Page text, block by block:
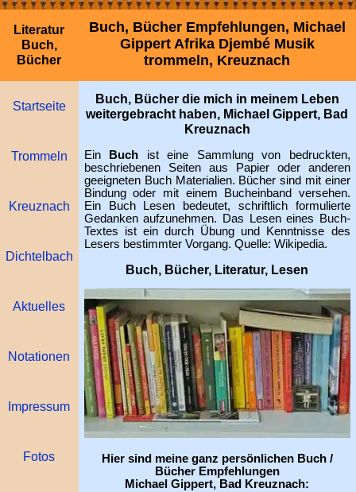
Literatur
Buch,
Bücher
Buch, Bücher Empfehlungen, Michael
Gippert Afrika Djembé Musik
trommeln, Kreuznach
Startseite
Trommeln
Kreuznach
Dichtelbach
Aktuelles
Notationen
Impressum
Fotos
Buch, Bücher die mich in meinem Leben
weitergebracht haben, Michael Gippert, Bad
Kreuznach
Ein Buch ist eine Sammlung von bedruckten,
beschriebenen Seiten aus Papier oder anderen
geeigneten Buch Materialien. Bücher sind mit einer
Bindung oder mit einem Bucheinband versehen.
Ein Buch Lesen bedeutet, schriftlich formulierte
Gedanken aufzunehmen. Das Lesen eines Buch-
Textes ist ein durch Übung und Kenntnisse des
Lesers bestimmter Vorgang. Quelle: Wikipedia.
Buch, Bücher, Literatur, Lesen
Hier sind meine ganz persönlichen Buch /
Bücher Empfehlungen
Michael Gippert, Bad Kreuznach: